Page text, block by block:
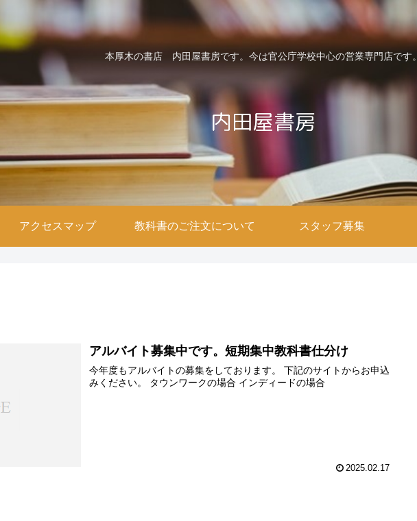
本厚木の書店 内田屋書房です。今は官公庁学校中心の営業専門店です。
アクセスマップ 教科書のご注文について スタッフ募集
アルバイト募集中です。短期集中教科書仕分け
今年度もアルバイトの募集をしております。 下記のサイトからお申込
みください。 タウンワークの場合 インディードの場合
2025.02.17